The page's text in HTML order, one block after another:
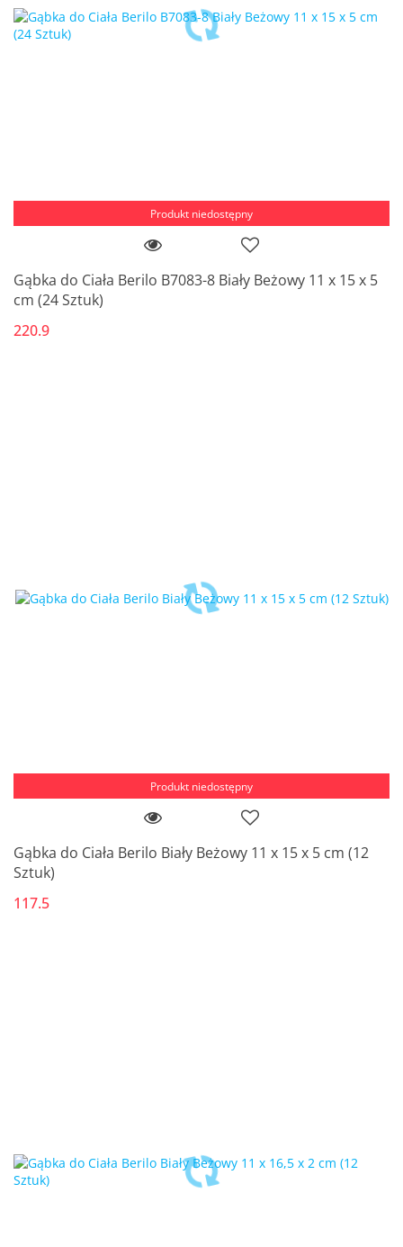
Produkt niedostępny
Gąbka do Ciała Berilo B7083-8 Biały Beżowy 11 x 15 x 5
cm (24 Sztuk)
220.9
Produkt niedostępny
Gąbka do Ciała Berilo Biały Beżowy 11 x 15 x 5 cm (12
Sztuk)
117.5